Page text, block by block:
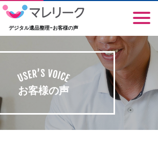
デジタル遺品整理-お客様の声
お客様の声